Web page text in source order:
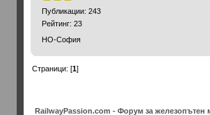
Публикации: 243
Рейтинг: 23
HO-София
Страници: [1]
RailwayPassion.com - Форум за железопътен